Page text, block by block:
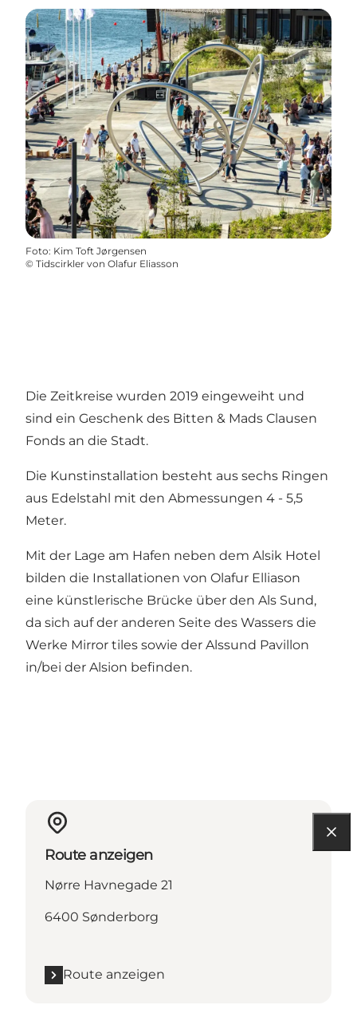
Foto: Kim Toft Jørgensen
© Tidscirkler von Olafur Eliasson
Die Zeitkreise wurden 2019 eingeweiht und
sind ein Geschenk des Bitten & Mads Clausen
Fonds an die Stadt.
Die Kunstinstallation besteht aus sechs Ringen
aus Edelstahl mit den Abmessungen 4 - 5,5
Meter.
Mit der Lage am Hafen neben dem Alsik Hotel
bilden die Installationen von Olafur Elliason
eine künstlerische Brücke über den Als Sund,
da sich auf der anderen Seite des Wassers die
Werke Mirror tiles sowie der Alssund Pavillon
in/bei der Alsion befinden.
Route anzeigen
Nørre Havnegade 21
6400 Sønderborg
Route anzeigen